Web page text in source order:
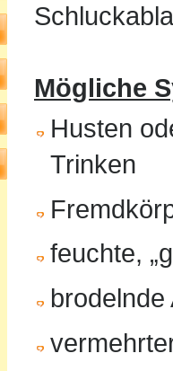
Mögliche
Husten
Trinken
feuchte,
brodelnde